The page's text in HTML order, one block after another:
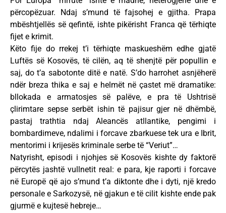
përcopëzuar. Ndaj s’mund të fajsohej e gjitha. Prapa
mbështjellës së qefintë, ishte pikërisht Franca që tërhiqte
fijet e krimit.
Këto fije do rrekej t’i tërhiqte maskueshëm edhe gjatë
Luftës së Kosovës, të cilën, aq të shenjtë për popullin e
saj, do t’a sabotonte ditë e natë. S’do harrohet asnjëherë
ndër breza thika e saj e helmët në çastet më dramatike:
bllokada e armatosjes së palëve, e pra të Ushtrisë
çlirimtare sepse serbët ishin të pajisur gjer në dhëmbë,
pastaj trathtia ndaj Aleancës atllantike, pengimi i
bombardimeve, ndalimi i forcave zbarkuese tek ura e Ibrit,
mentorimi i krijesës kriminale serbe të “Veriut”…
Natyrisht, episodi i njohjes së Kosovës kishte dy faktorë
përcytës jashtë vullnetit real: e para, kje raporti i forcave
në Europë që ajo s’mund t’a diktonte dhe i dyti, një kredo
personale e Sarkozysë, në gjakun e të cilit kishte ende pak
gjurmë e kujtesë hebreje…